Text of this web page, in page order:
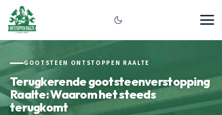
GOOTSTEEN ONTSTOPPEN RAALTE
Terugkerende gootsteenverstopping
Raalte: Waarom het steeds
terugkomt